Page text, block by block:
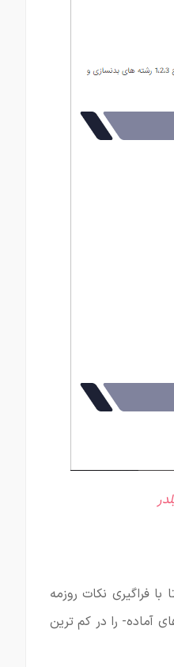
فراگیری نکات روزمه
آماده- را در کم ترین